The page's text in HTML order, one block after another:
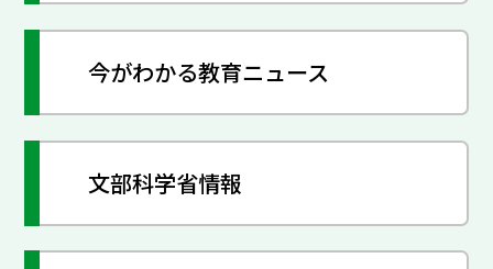
今がわかる教育ニュース
文部科学省情報